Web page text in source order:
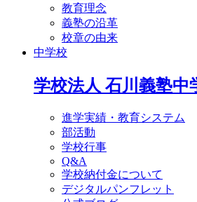
教育理念
義塾の沿革
校章の由来
中学校
学校法人 石川義塾中
進学実績・教育システム
部活動
学校行事
Q&A
学校納付金について
デジタルパンフレット